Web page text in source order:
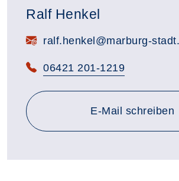
Ralf Henkel
E-Mail:ralf.henkel@marburg-
Telefon:
06421 201-1219
E-Mail schreiben